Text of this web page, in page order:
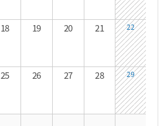
18 19 20 21 22
25 26 27 28 29